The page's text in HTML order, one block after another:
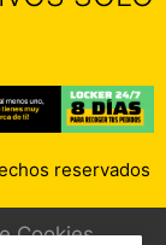
reservados
Cookies